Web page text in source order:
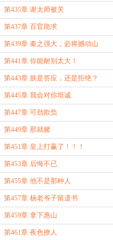
第435章 谢太师被关
第437章 百官跪求
第439章 秦之强大，必将撼动山
海！
第441章 你能耐别太大！
第443章 朕是答应，还是拒绝？
第445章 我会对你坦诚
第447章 可劲欺负
第449章 那就赌
第451章 皇上打赢了！！！
第453章 后悔不已
第455章 他不是那种人
第457章 杨老爷子留遗书
第459章 拿下惠山
第461章 夜色撩人